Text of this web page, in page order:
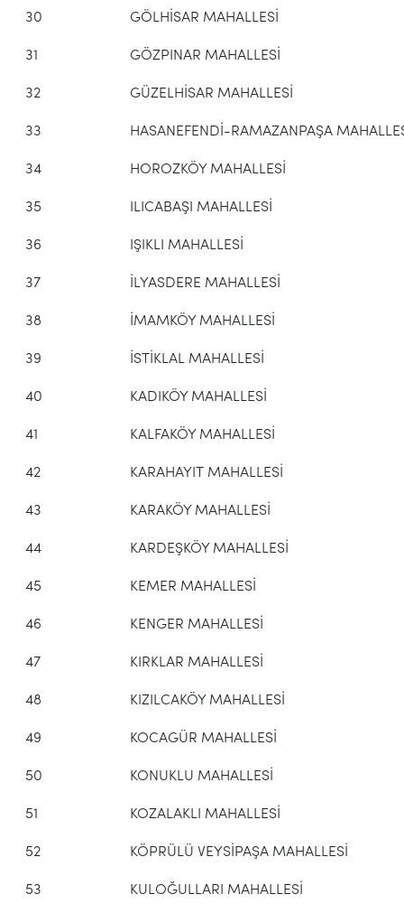
30 GÖLHİSAR MAHALLESİ
31 GÖZPINAR MAHALLESİ
32 GÜZELHİSAR MAHALLESİ
33 HASANEFENDİ-RAMAZANPAŞA
34 HOROZKÖY MAHALLESİ
35 ILICABAŞI MAHALLESİ
36 IŞIKLI MAHALLESİ
37 İLYASDERE MAHALLESİ
38 İMAMKÖY MAHALLESİ
39 İSTİKLAL MAHALLESİ
40 KADIKÖY MAHALLESİ
41 KALFAKÖY MAHALLESİ
42 KARAHAYIT MAHALLESİ
43 KARAKÖY MAHALLESİ
44 KARDEŞKÖY MAHALLESİ
45 KEMER MAHALLESİ
46 KENGER MAHALLESİ
47 KIRKLAR MAHALLESİ
48 KIZILCAKÖY MAHALLESİ
49 KOCAGÜR MAHALLESİ
50 KONUKLU MAHALLESİ
51 KOZALAKLI MAHALLESİ
52 KÖPRÜLÜ VEYSİPAŞA MAHALLESİ
53 KULOĞULLARI MAHALLESİ